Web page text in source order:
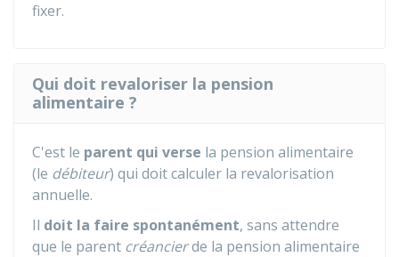
fixer.
Qui doit revaloriser la pension
alimentaire ?
C'est le parent qui verse la pension alimentaire
(le débiteur) qui doit calculer la revalorisation
annuelle.
Il doit la faire spontanément, sans attendre
que le parent créancierde la pension alimentaire